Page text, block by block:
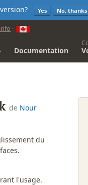
Yes No, thanks
·
Documentation
de Nour
du
l'usage.